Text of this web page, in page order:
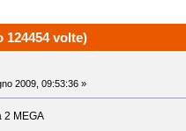
volte)
2009, 09:53:36 »
2 MEGA